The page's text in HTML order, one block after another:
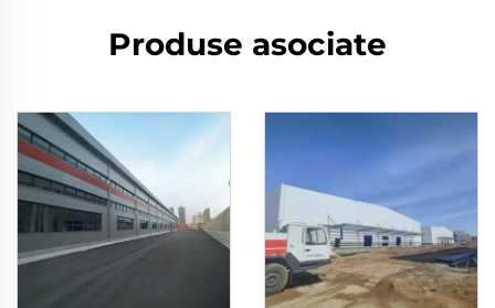
Produse asociate